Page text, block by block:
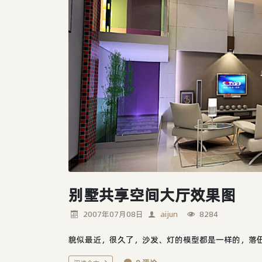
别墅共享空间大厅效果图
2007年07月08日 aijun 8284
貌似最近，很久了，沙发、灯的模型都是一样的，落